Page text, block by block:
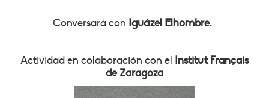
Conversará con Iguázel Elhombre.
Actividad en colaboración con el
Institut Français
de Zaragoza